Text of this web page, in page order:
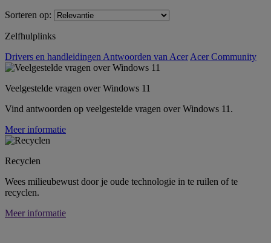
Sorteren op:
Zelfhulplinks
Drivers en handleidingen Antwoorden van Acer Acer Community
Veelgestelde vragen over Windows 11
Vind antwoorden op veelgestelde vragen over Windows 11.
Meer informatie
Recyclen
Wees milieubewust door je oude technologie in te ruilen of te
recyclen.
Meer informatie